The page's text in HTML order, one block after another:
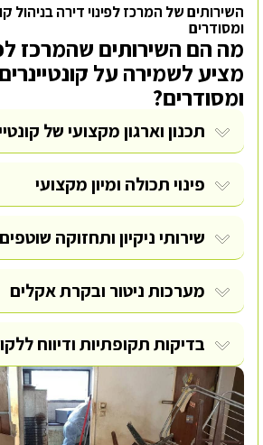
השירותים של המרכז לפינוי דירה בניהול
ומסודרים
מה הם השירותים שהמרכז
מציע לשמירה על
ומסודרים?
תכנון וארגון מקצועי של
פינוי תכולה ומיון מקצועי
שירותי ניקיון ותחזוקה שוטפים
מערכות ניטור ובקרת אקלים
בדיקות תקופתיות ודיווח